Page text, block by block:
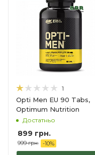
1
Opti Men EU 90 Tabs,
Optimum Nutrition
Достатньо
899 грн.
999грн. -10%